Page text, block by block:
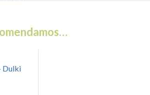
Dulki